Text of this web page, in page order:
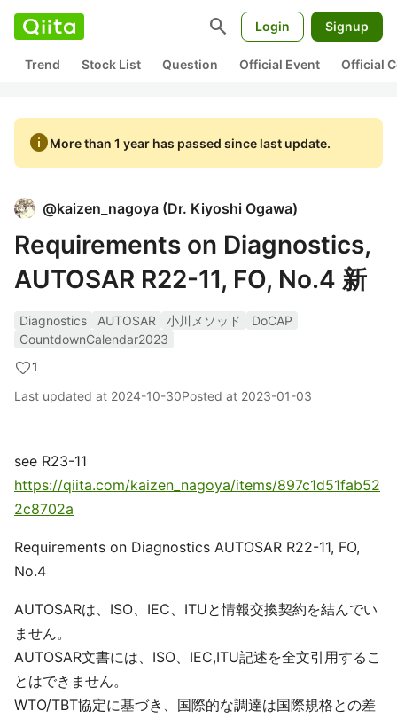
search Login Signup
Trend Stock List Question Official Event Official
infoMore than 1 year has passed since last update.
@kaizen_nagoya (Dr. Kiyoshi Ogawa)
Requirements on Diagnostics,
AUTOSAR R22-11, FO, No.4 新
Diagnostics AUTOSAR 小川メソッド
DoCAP
CountdownCalendar2023
1
Last updated at 2024-10-30Posted at 2023-01-03
see R23-11
https://qiita.com/kaizen_nagoya/items/897c1d51fab52
2c8702a
Requirements on Diagnostics AUTOSAR R22-11, FO,
No.4
AUTOSARは、ISO、IEC、ITUと情報交換契約を結んでい
ません。
AUTOSAR文書には、ISO、IEC,ITU記述を全文引用するこ
とはできません。
WTO/TBT協定に基づき、国際的な調達は国際規格との差